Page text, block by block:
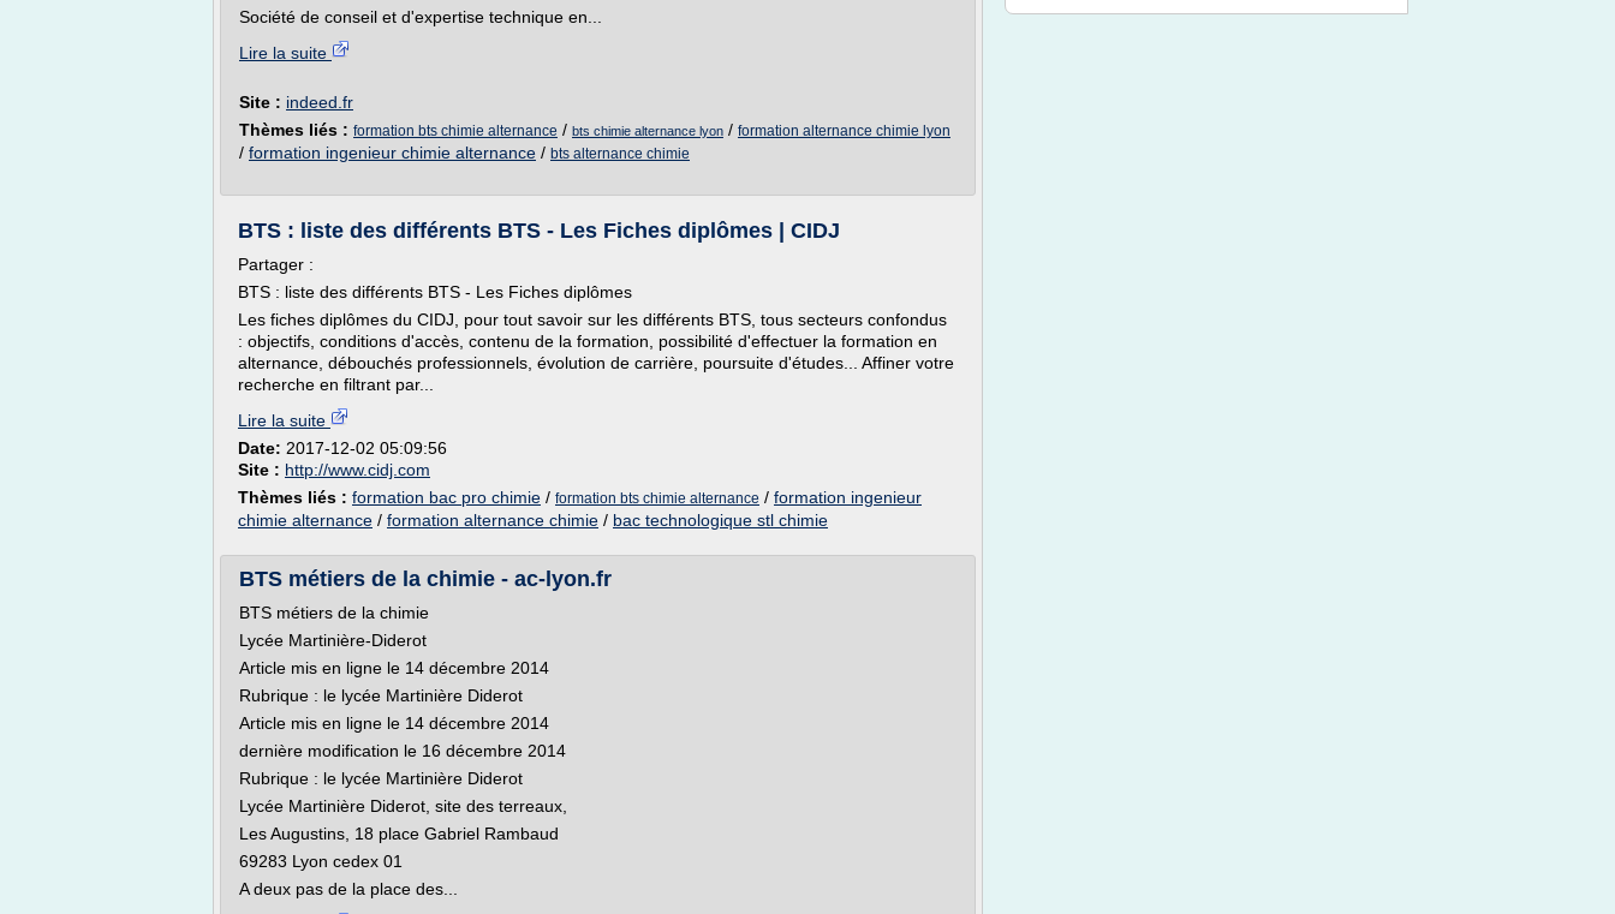
Société de conseil et d'expertise technique en...
Lire la suite
Site : indeed.fr
Thèmes liés : formation bts chimie alternance / bts chimie alternance lyon / formation alternance chimie lyon
/ formation ingenieur chimie alternance / bts alternance chimie
BTS : liste des différents BTS - Les Fiches diplômes | CIDJ
Partager :
BTS : liste des différents BTS - Les Fiches diplômes
Les fiches diplômes du CIDJ, pour tout savoir sur les différents BTS, tous secteurs confondus
: objectifs, conditions d'accès, contenu de la formation, possibilité d'effectuer la formation en
alternance, débouchés professionnels, évolution de carrière, poursuite d'études... Affiner votre
recherche en filtrant par...
Lire la suite
Date: 2017-12-02 05:09:56
Site : http://www.cidj.com
Thèmes liés : formation bac pro chimie / formation bts chimie alternance / formation ingenieur
chimie alternance / formation alternance chimie / bac technologique stl chimie
BTS métiers de la chimie - ac-lyon.fr
BTS métiers de la chimie
Lycée Martinière-Diderot
Article mis en ligne le 14 décembre 2014
Rubrique : le lycée Martinière Diderot
Article mis en ligne le 14 décembre 2014
dernière modification le 16 décembre 2014
Rubrique : le lycée Martinière Diderot
Lycée Martinière Diderot, site des terreaux,
Les Augustins, 18 place Gabriel Rambaud
69283 Lyon cedex 01
A deux pas de la place des...